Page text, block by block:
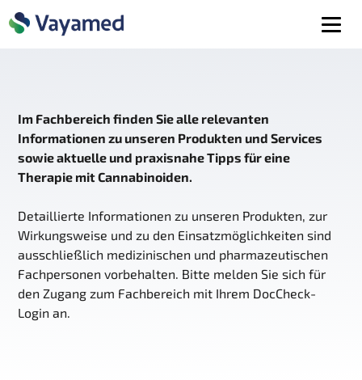
Im Fachbereich finden Sie alle relevanten
Informationen zu unseren Produkten und Services
sowie aktuelle und praxisnahe Tipps für eine
Therapie mit Cannabinoiden.
Detaillierte Informationen zu unseren Produkten, zur
Wirkungsweise und zu den Einsatzmöglichkeiten sind
ausschließlich medizinischen und pharmazeutischen
Fachpersonen vorbehalten. Bitte melden Sie sich für
den Zugang zum Fachbereich mit Ihrem DocCheck-
Login an.